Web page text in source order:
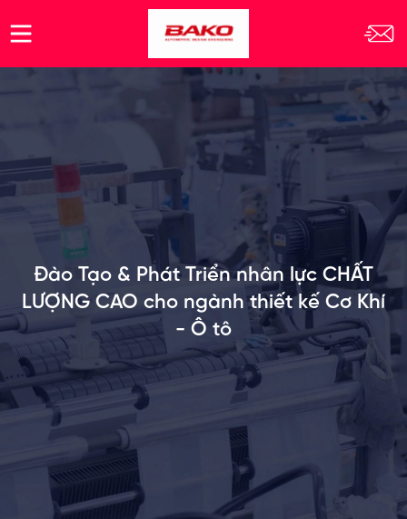
Đào Tạo & Phát Triển nhân lực CHẤT
LƯỢNG CAO cho ngành thiết kế Cơ Khí
- Ô tô